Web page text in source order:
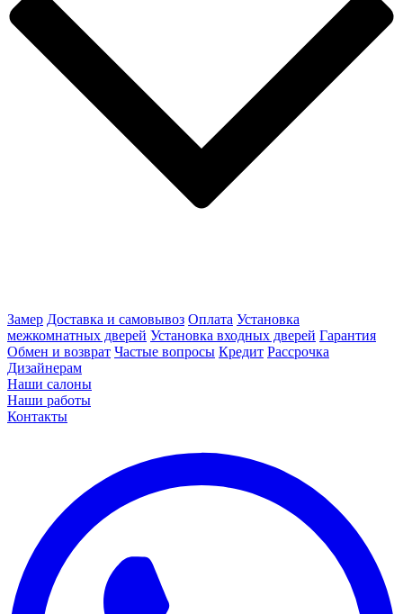
Замер Доставка и самовывоз Оплата Установка
межкомнатных дверей Установка входных дверей Гарантия
Обмен и возврат Частые вопросы Кредит Рассрочка
Дизайнерам
Наши салоны
Наши работы
Контакты